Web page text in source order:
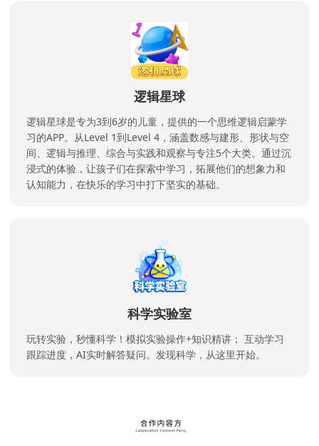
逻辑星球
逻辑星球是专为3到6岁的儿童，提供的一个思维逻辑启蒙学
习的APP。从Level 1到Level 4，涵盖数感与建形、形状与空
间、逻辑与推理、综合与实践和观察与专注5个大类。通过沉
浸式的体验，让孩子们在探索中学习，拓展他们的想象力和
认知能力，在快乐的学习中打下坚实的基础。
科学实验室
玩转实验，秒懂科学！模拟实验操作+知识精讲； 互动学习
跟踪进度，AI实时解答疑问。发现科学，从这里开始。